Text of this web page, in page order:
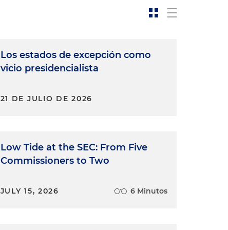
Los estados de excepción como
vicio presidencialista
21 DE JULIO DE 2026
Low Tide at the SEC: From Five
Commissioners to Two
JULY 15, 2026 6 Minutos